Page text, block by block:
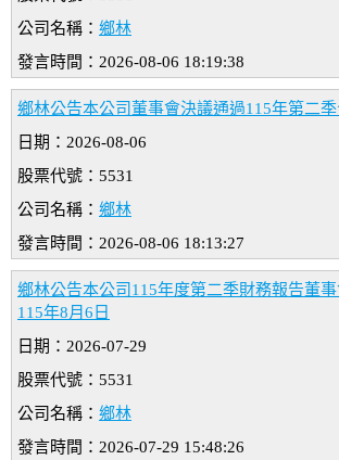
公司名稱： 鄉林
發言時間：2026-08-06 18:19:38
鄉林公告本公司董事會決議通過115年第二
日期：2026-08-06
股票代號：5531
公司名稱： 鄉林
發言時間：2026-08-06 18:13:27
鄉林公告本公司115年度第二季財務報告董
115年8月6日
日期：2026-07-29
股票代號：5531
公司名稱： 鄉林
發言時間：2026-07-29 15:48:26